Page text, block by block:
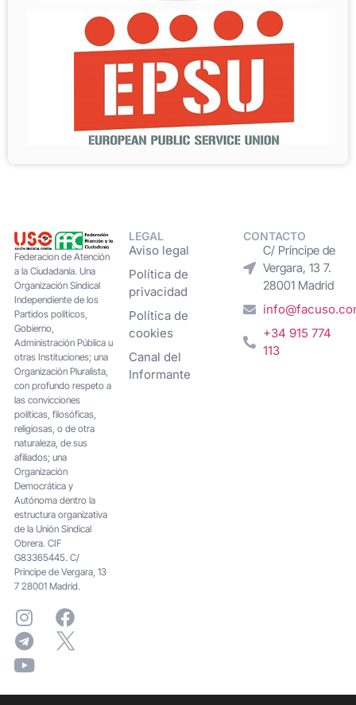
Federacion de Atención
a la Ciudadanía. Una
Organización Sindical
Independiente de los
Partidos políticos,
Gobierno,
Administración Pública u
otras Instituciones; una
Organización Pluralista,
con profundo respeto a
las convicciones
políticas, filosóficas,
religiosas, o de otra
naturaleza, de sus
afiliados; una
Organización
Democrática y
Autónoma dentro la
estructura organizativa
de la Unión Sindical
Obrera. CIF
G83365445. C/
Principe de Vergara, 13
7 28001 Madrid.
LEGAL
Aviso legal
Política de
privacidad
Política de
cookies
Canal del
Informante
CONTACTO
C/ Príncipe de
Vergara, 13 7.
28001 Madrid
+34 915 774
113